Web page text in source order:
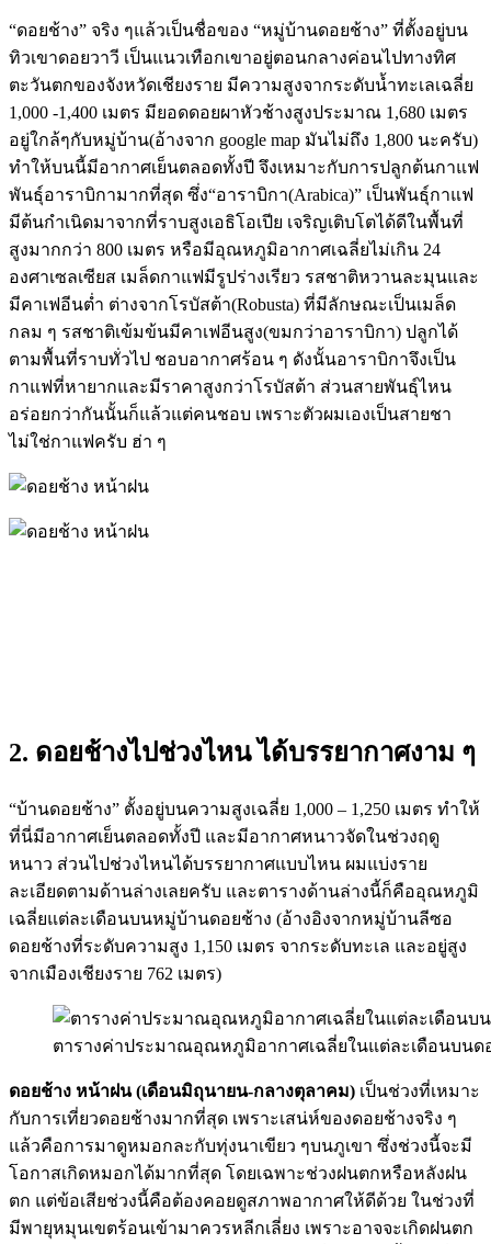
“ดอยช้าง” จริง ๆแล้วเป็นชื่อของ “หมู่บ้านดอยช้าง” ที่ตั้งอยู่บน
ทิวเขาดอยวาวี เป็นแนวเทือกเขาอยู่ตอนกลางค่อนไปทางทิศ
ตะวันตกของจังหวัดเชียงราย มีความสูงจากระดับน้ำทะเลเฉลี่ย
1,000 -1,400 เมตร มียอดดอยผาหัวช้างสูงประมาณ 1,680 เมตร
อยู่ใกล้ๆกับหมู่บ้าน(อ้างจาก google map มันไม่ถึง 1,800 นะครับ)
ทำให้บนนี้มีอากาศเย็นตลอดทั้งปี จึงเหมาะกับการปลูกต้นกาแฟ
พันธุ์อาราบิกามากที่สุด ซึ่ง“อาราบิกา(Arabica)” เป็นพันธุ์กาแฟ
มีต้นกำเนิดมาจากที่ราบสูงเอธิโอเปีย เจริญเติบโตได้ดีในพื้นที่
สูงมากกว่า 800 เมตร หรือมีอุณหภูมิอากาศเฉลี่ยไม่เกิน 24
องศาเซลเซียส เมล็ดกาแฟมีรูปร่างเรียว รสชาติหวานละมุนและ
มีคาเฟอีนต่ำ ต่างจากโรบัสต้า(Robusta) ที่มีลักษณะเป็นเมล็ด
กลม ๆ รสชาติเข้มข้นมีคาเฟอีนสูง(ขมกว่าอาราบิกา) ปลูกได้
ตามพื้นที่ราบทั่วไป ชอบอากาศร้อน ๆ ดังนั้นอาราบิกาจึงเป็น
กาแฟที่หายากและมีราคาสูงกว่าโรบัสต้า ส่วนสายพันธุ์ไหน
อร่อยกว่ากันนั้นก็แล้วแต่คนชอบ เพราะตัวผมเองเป็นสายชา
ไม่ใช่กาแฟครับ ฮ่า ๆ
2. ดอยช้างไปช่วงไหน ได้บรรยากาศงาม ๆ
“บ้านดอยช้าง” ตั้งอยู่บนความสูงเฉลี่ย 1,000 – 1,250 เมตร ทำให้
ที่นี่มีอากาศเย็นตลอดทั้งปี และมีอากาศหนาวจัดในช่วงฤดู
หนาว ส่วนไปช่วงไหนได้บรรยากาศแบบไหน ผมแบ่งราย
ละเอียดตามด้านล่างเลยครับ และตารางด้านล่างนี้ก็คืออุณหภูมิ
เฉลี่ยแต่ละเดือนบนหมู่บ้านดอยช้าง (อ้างอิงจากหมู่บ้านลีซอ
ดอยช้างที่ระดับความสูง 1,150 เมตร จากระดับทะเล และอยู่สูง
จากเมืองเชียงราย 762 เมตร)
ตารางค่าประมาณอุณหภูมิอากาศเฉลี่ยในแต่ละเดือนบนด
ดอยช้าง หน้าฝน(เดือนมิถุนายน-กลางตุลาคม) เป็นช่วงที่เหมาะ
กับการเที่ยวดอยช้างมากที่สุด เพราะเสน่ห์ของดอยช้างจริง ๆ
แล้วคือการมาดูหมอกละกับทุ่งนาเขียว ๆบนภูเขา ซึ่งช่วงนี้จะมี
โอกาสเกิดหมอกได้มากที่สุด โดยเฉพาะช่วงฝนตกหรือหลังฝน
ตก แต่ข้อเสียช่วงนี้คือต้องคอยดูสภาพอากาศให้ดีด้วย ในช่วงที่
มีพายุหมุนเขตร้อนเข้ามาควรหลีกเลี่ยง เพราะอาจจะเกิดฝนตก